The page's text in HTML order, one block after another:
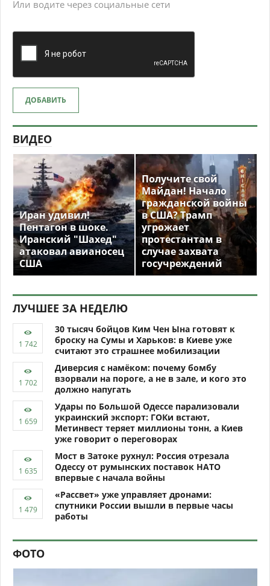
Или водите через социальные сети
ДОБАВИТЬ
ВИДЕО
Иран удивил!
Пентагон в шоке.
Иранский "Шахед"
атаковал авианосец
США
Получите свой
Майдан! Начало
гражданской войны
в США? Трамп
угрожает
протестантам в
случае захвата
госучреждений
ЛУЧШЕЕ ЗА НЕДЕЛЮ
30 тысяч бойцов Ким Чен Ына готовят к
броску на Сумы и Харьков: в Киеве уже
считают это страшнее мобилизации
Диверсия с намёком: почему бомбу
взорвали на пороге, а не в зале, и кого это
должно напугать
Удары по Большой Одессе парализовали
украинский экспорт: ГОКи встают,
Метинвест теряет миллионы тонн, а Киев
уже говорит о переговорах
Мост в Затоке рухнул: Россия отрезала
Одессу от румынских поставок НАТО
впервые с начала войны
«Рассвет» уже управляет дронами:
спутники России вышли в первые часы
работы
ФОТО